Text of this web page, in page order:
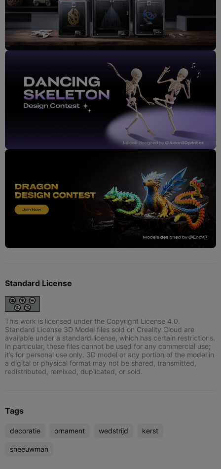
Standard License
This work is licensed under the Copyright License 4.0.
Standard License 3D Model files sold on Creality Cloud are
available under a standard license, which has certain restrictions.
In particular, these files cannot be used for any commercial use;
it’s for personal use only. 3D model or any portion of the model in
a digital or physical format may not be shared, transmitted,
redistributed, remixed, duplicated, or sold.
Tags
decoratie ornament wedstrijd kerst
sneeuwman